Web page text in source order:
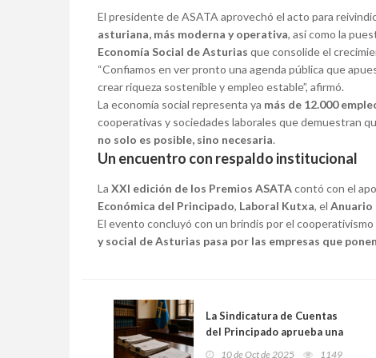
El presidente de ASATA aprovechó el acto para
asturiana, más moderna y operativa, así como la
Economía Social de Asturias que consolide el
“Confiamos en ver pronto una agenda pública que
crear riqueza sostenible y empleo estable”, afirmó.
La economía social representa ya más de 12.000
cooperativas y sociedades laborales que demuestran
no solo es posible, sino necesaria.
Un encuentro con respaldo institucional
La XXI edición de los Premios ASATAcontó con el
Económica del Principado, Laboral Kutxa, el Anuario
El evento concluyó con un brindis por el
y social de Asturias pasa por las empresas que
La Sindicatura de Cuentas
del Principado aprueba una
oferta de empleo público
10 de Oct de 2025 1149